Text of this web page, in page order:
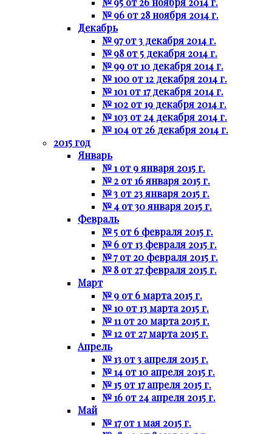
№ 96 от 28 ноября 2014 г.
Декабрь
№ 97 от 3 декабря 2014 г.
№ 98 от 5 декабря 2014 г.
№ 99 от 10 декабря 2014 г.
№ 100 от 12 декабря 2014 г.
№ 101 от 17 декабря 2014 г.
№ 102 от 19 декабря 2014 г.
№ 103 от 24 декабря 2014 г.
№ 104 от 26 декабря 2014 г.
2015 год
Январь
№ 1 от 9 января 2015 г.
№ 2 от 16 января 2015 г.
№ 3 от 23 января 2015 г.
№ 4 от 30 января 2015 г.
Февраль
№ 5 от 6 февраля 2015 г.
№ 6 от 13 февраля 2015 г.
№ 7 от 20 февраля 2015 г.
№ 8 от 27 февраля 2015 г.
Март
№ 9 от 6 марта 2015 г.
№ 10 от 13 марта 2015 г.
№ 11 от 20 марта 2015 г.
№ 12 от 27 марта 2015 г.
Апрель
№ 13 от 3 апреля 2015 г.
№ 14 от 10 апреля 2015 г.
№ 15 от 17 апреля 2015 г.
№ 16 от 24 апреля 2015 г.
Май
№ 17 от 1 мая 2015 г.